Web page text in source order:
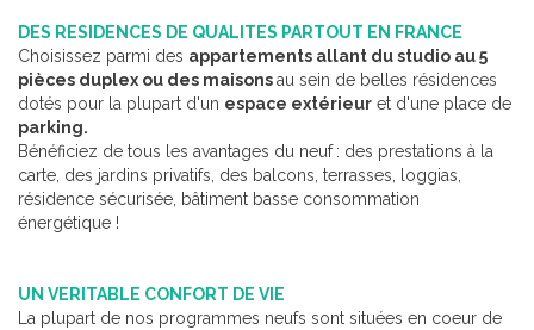
DES RESIDENCES DE QUALITES PARTOUT EN FRANCE
Choisissez parmi des appartements allant du studio au 5
pièces duplex ou des maisonsau sein de belles résidences
dotés pour la plupart d'un espace extérieur et d'une place de
parking.
Bénéficiez de tous les avantages du neuf : des prestations à la
carte, des jardins privatifs, des balcons, terrasses, loggias,
résidence sécurisée, bâtiment basse consommation
énergétique !
UN VERITABLE CONFORT DE VIE
La plupart de nos programmes neufs sont situées en coeur de